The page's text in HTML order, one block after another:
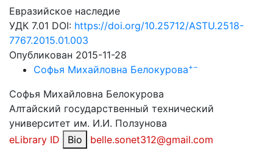
Евразийское наследие
УДК 7.01 DOI: https://doi.org/10.25712/ASTU.2518-
7767.2015.01.003
Опубликован 2015-11-28
Софья Михайловна Белокурова+−
Софья Михайловна Белокурова
Алтайский государственный технический
университет им. И.И. Ползунова
eLibrary ID
Bio belle.sonet312@gmail.com